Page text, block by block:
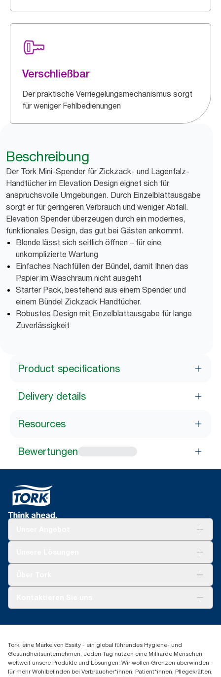
Verschließbar
Der praktische Verriegelungsmechanismus sorgt
für weniger Fehlbedienungen
Beschreibung
Der Tork Mini-Spender für Zickzack- und Lagenfalz-
Handtücher im Elevation Design eignet sich für
anspruchsvolle Umgebungen. Durch Einzelblattausgabe
sorgt er für geringeren Verbrauch und weniger Abfall.
Elevation Spender überzeugen durch ein modernes,
funktionales Design, das gut bei Gästen ankommt.
Blende lässt sich seitlich öffnen – für eine
unkomplizierte Wartung
Einfaches Nachfüllen der Bündel, damit Ihnen das
Papier im Waschraum nicht ausgeht
Starter Pack, bestehend aus einem Spender und
einem Bündel Zickzack Handtücher.
Robustes Design mit Einzelblattausgabe für lange
Zuverlässigkeit
Product specifications
Delivery details
Resources
Bewertungen
Produktreklamation
Spenderreklamation
+49 (0)621/778 4700
Essity Professional Hygiene Germany GmbH
Sandhofer Straße 176
68305 Mannheim
Tork, eine Marke von Essity - ein global führendes Hygiene- und
Gesundheitsunternehmen. Jeden Tag nutzen eine Milliarde Menschen
weltweit unsere Produkte und Lösungen. Wir wollen Grenzen überwinden -
für mehr Wohlbefinden bei Verbraucher*innen, Patient*innen, Pflegekräften,